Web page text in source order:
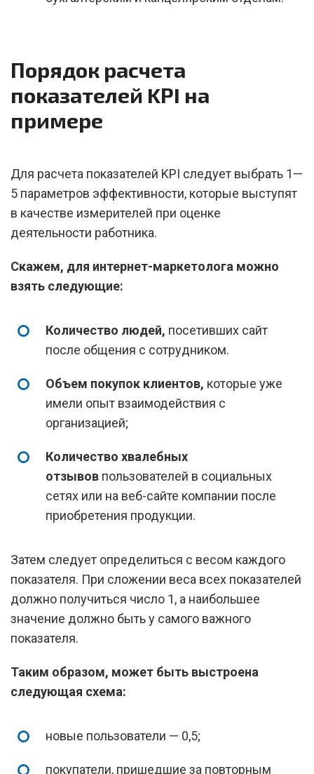
Порядок расчета
показателей KPI на
примере
Для расчета показателей KPI следует выбрать 1—
5 параметров эффективности, которые выступят
в качестве измерителей при оценке
деятельности работника.
Скажем, для интернет-маркетолога можно
взять следующие:
Количество людей, посетивших сайт
после общения с сотрудником.
Объем покупок клиентов, которые уже
имели опыт взаимодействия с
организацией;
Количество хвалебных
отзывов пользователей в социальных
сетях или на веб-сайте компании после
приобретения продукции.
Затем следует определиться с весом каждого
показателя. При сложении веса всех показателей
должно получиться число 1, а наибольшее
значение должно быть у самого важного
показателя.
Таким образом, может быть выстроена
следующая схема:
новые пользователи — 0,5;
покупатели, пришедшие за повторным